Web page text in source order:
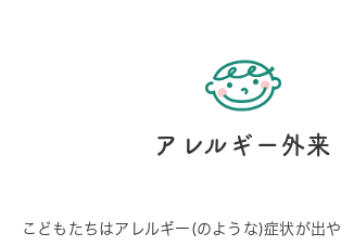
アレルギー外来
こどもたちはアレルギー(のような)症状が出